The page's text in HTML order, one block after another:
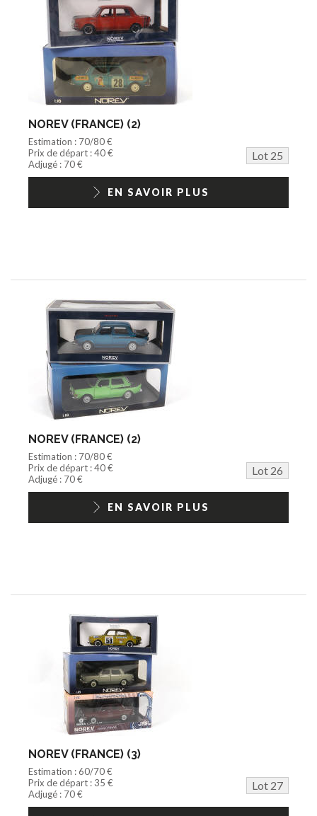
NOREV (FRANCE) (2)
Estimation : 70/80 €
Prix de départ : 40 €
Lot 25
Adjugé : 70 €
EN SAVOIR PLUS
NOREV (FRANCE) (2)
Estimation : 70/80 €
Prix de départ : 40 €
Lot 26
Adjugé : 70 €
EN SAVOIR PLUS
NOREV (FRANCE) (3)
Estimation : 60/70 €
Prix de départ : 35 €
Lot 27
Adjugé : 70 €